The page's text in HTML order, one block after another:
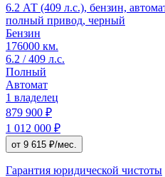
6.2 АТ (409 л.с.), бензин,
полный привод, черный
Бензин
176000 км.
6.2 / 409 л.с.
Полный
Автомат
1 владелец
879 900 ₽
1 012 000 ₽
от 9 615 ₽/мес.
Гарантия юридической чистоты